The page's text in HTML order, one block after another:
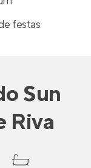
festas
Sun
Riva